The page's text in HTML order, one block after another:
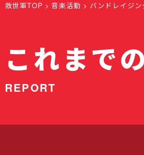
救世軍TOP 音楽活動 バンドレイジ
これまで
REPORT